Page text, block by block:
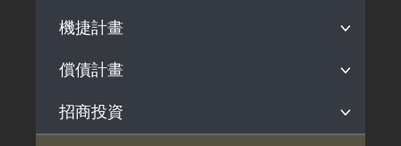
軌道系統採購作業指引
釋出維修商機
發展智慧鐵道
人才培育
機捷計畫
開發背景
案件資訊
償債計畫
開發背景
招商投資